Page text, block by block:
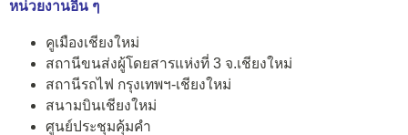
หน่วยงานอื่น ๆ
คูเมืองเชียงใหม่
สถานีขนส่งผู้โดยสารแห่งที่ 3 จ.เชียงใหม่
สถานีรถไฟ กรุงเทพฯ-เชียงใหม่
สนามบินเชียงใหม่
ศูนย์ประชุมคุ้มคำ